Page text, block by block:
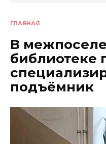
ГЛАВНАЯ
В
библиотеке
подъёмник